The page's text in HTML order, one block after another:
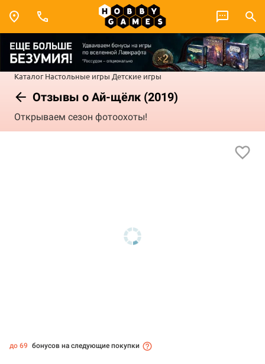
Каталог Настольные игры Детские игры
Отзывы о Ай-щёлк (2019)
Открываем сезон фотоохоты!
до 69 бонусов на следующие покупки